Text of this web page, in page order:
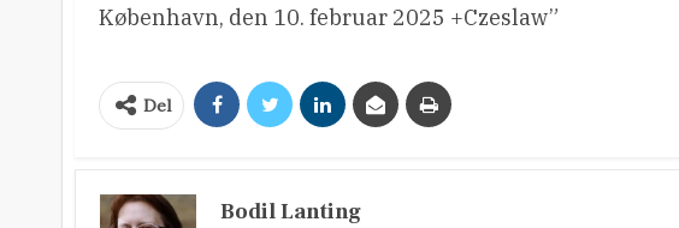
København, den 10. februar 2025 +Czeslaw”
Del
Bodil Lanting